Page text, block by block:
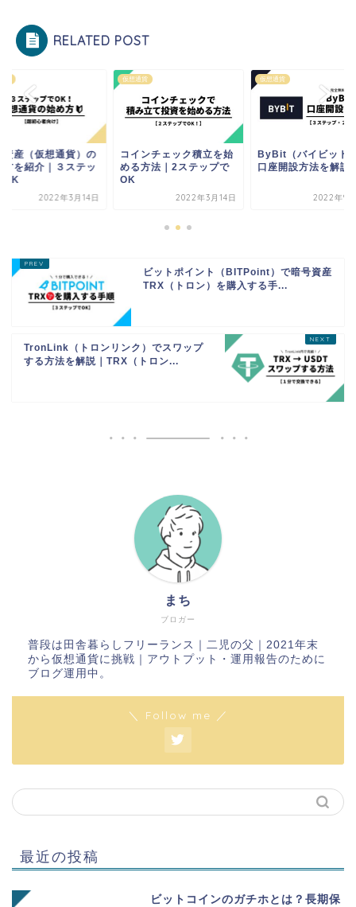
RELATED POST
ンチェック積立を始
方法｜2ステップで
2022年3月14日
仮想通貨
ByBit（バイビット）の
口座開設方法を解説
2022年9月17日
仮想通貨
暗号資産（仮想通貨
始め方を紹介｜３ス
2022年3
ビットポイント（BITPoint）で暗号資産
TRX（トロン）を購入する手...
TronLink（トロンリンク）でスワップ
する方法を解説｜TRX（トロン...
ブロガー
まち
普段は田舎暮らしフリーランス｜二児の父｜2021年末
から仮想通貨に挑戦｜アウトプット・運用報告のために
ブログ運用中。
＼ Follow me ／
最近の投稿
ビットコインのガチホとは？長期保